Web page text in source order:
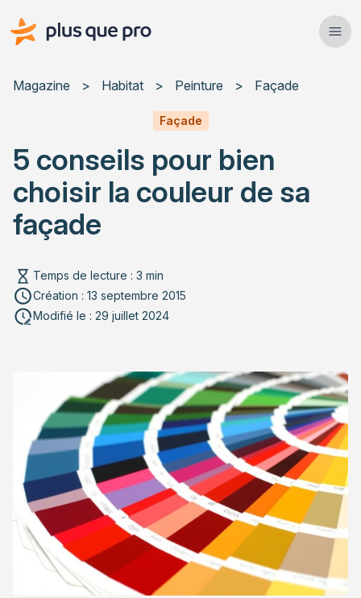
Plus que pro Mag'
Services
Actualités
Rechercher un article
Magazine > Habitat > Peinture > Façade
Façade
5 conseils pour bien
choisir la couleur de sa
façade
Temps de lecture : 3 min
Création : 13 septembre 2015
Modifié le : 29 juillet 2024
Fixez-vous trois couleurs maximum
Jouez savamment avec les couleurs
Pensez à l’orientation de votre habitation